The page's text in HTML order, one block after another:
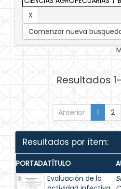
Comenzar nueva
Resultados
Anterior 1 2
Resultados por ítem:
PORTADATÍTULO
Evaluación de la